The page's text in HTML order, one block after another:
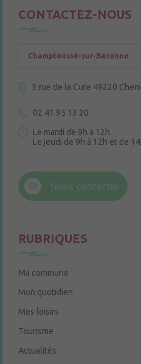
CONTACTEZ-NOUS
Champteussé-sur-Baconne
3 rue de la Cure 49220
02 41 95 13 20
Le mardi de 9h à 12h
Le jeudi de 9h à 12h et de
Nous contacter
RUBRIQUES
Ma commune
Mon quotidien
Mes loisirs
Tourisme
Actualités